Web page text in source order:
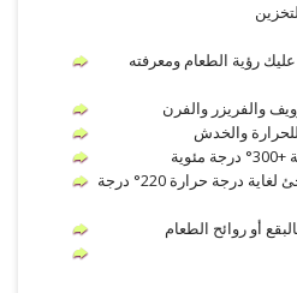
رؤية الطعام ومعرفته
والفريزر والفرن
والخدش
يتحمل تغيير الحرارة المفاجئ لغاية درجة حرارة 220° درجة
أو روائح الطعام